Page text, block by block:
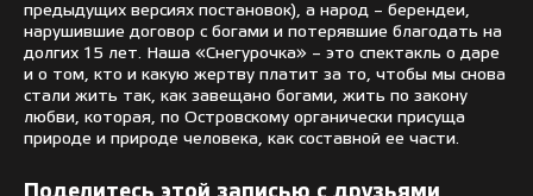
предыдущих версиях постановок), а народ – берендеи,
нарушившие договор с богами и потерявшие благодать на
долгих 15 лет. Наша «Снегурочка» – это спектакль о даре
и о том, кто и какую жертву платит за то, чтобы мы снова
стали жить так, как завещано богами, жить по закону
любви, которая, по Островскому органически присуща
природе и природе человека, как составной ее части.